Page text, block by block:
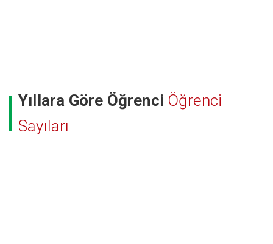
Yıllara Göre Öğrenci Öğrenci
Sayıları